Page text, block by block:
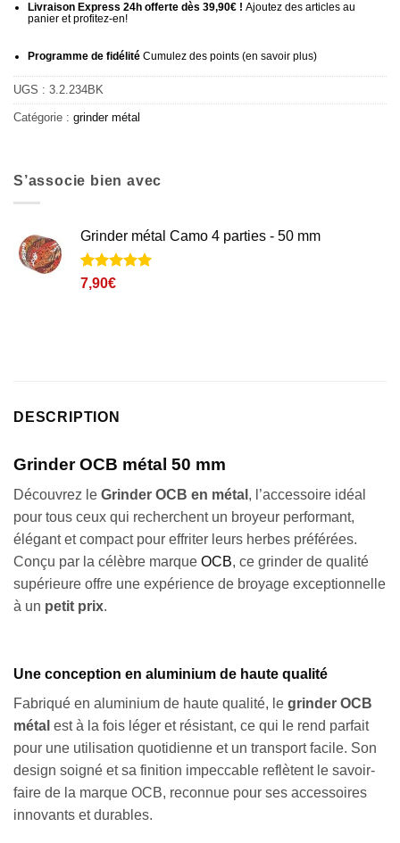
Livraison Express 24h offerte dès 39,90€ ! Ajoutez des articles au
panier et profitez-en!
Programme de fidélitéCumulez des points (en savoir plus)
UGS : 3.2.234BK
Catégorie : grinder métal
S’associe bien avec
Grinder métal Camo 4 parties - 50 mm
Noté5
5 basé sur
1
7,90€
DESCRIPTION
Grinder OCB métal 50 mm
Découvrez le Grinder OCB en métal , l’accessoire idéal
pour tous ceux qui recherchent un broyeur performant,
élégant et compact pour effriter leurs herbes préférées.
Conçu par la célèbre marque OCB, ce grinder de qualité
supérieure offre une expérience de broyage exceptionnelle
à un petit prix.
Une conception en aluminium de haute qualité
Fabriqué en aluminium de haute qualité, le grinder OCB
métal est à la fois léger et résistant, ce qui le rend parfait
pour une utilisation quotidienne et un transport facile. Son
design soigné et sa finition impeccable reflètent le savoir-
faire de la marque OCB, reconnue pour ses accessoires
innovants et durables.